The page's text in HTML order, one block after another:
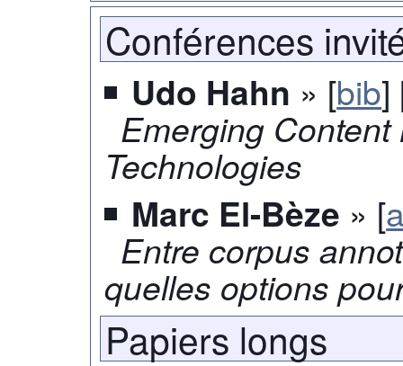
Conférences
Udo Hahn » [bib]
Emerging
Technologies
Marc El-Bèze » [
Entre corpus
quelles options
Papiers longs